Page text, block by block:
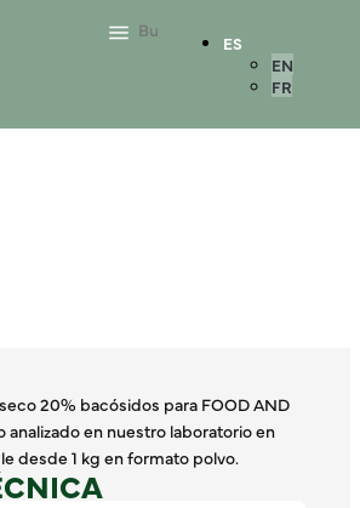
ES
EN
FR
20% bacósidos para FOOD AND
analizado en nuestro laboratorio en
desde 1 kg en formato polvo.